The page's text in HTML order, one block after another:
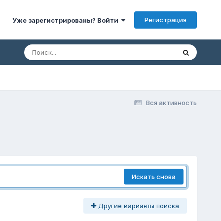
Уже зарегистрированы? Войти Регистрация
Вся активность
Искать снова
Другие варианты поиска